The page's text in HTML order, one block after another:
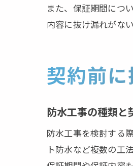
また、保証期間につ
内容に抜け漏れがな
契約前
防水工事の種類と
防水工事を検討する
ト防水など複数の工